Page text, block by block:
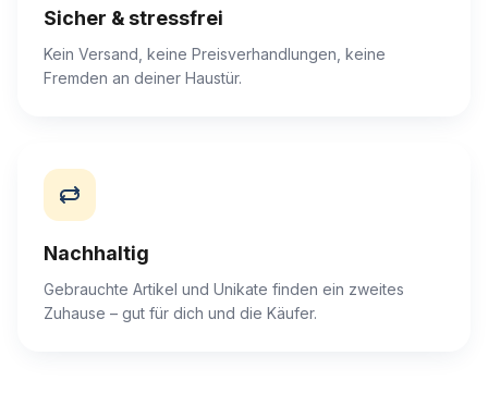
Sicher & stressfrei
Kein Versand, keine Preisverhandlungen, keine
Fremden an deiner Haustür.
Nachhaltig
Gebrauchte Artikel und Unikate finden ein zweites
Zuhause – gut für dich und die Käufer.